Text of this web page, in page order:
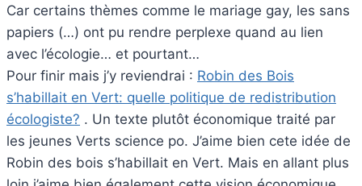
Car certains thèmes comme le mariage gay, les sans
papiers (…) ont pu rendre perplexe quand au lien
avec l’écologie… et pourtant…
Pour finir mais j’y reviendrai : Robin des Bois
s’habillait en Vert: quelle politique de redistribution
écologiste? . Un texte plutôt économique traité par
les jeunes Verts science po. J’aime bien cete idée de
Robin des bois s’habillait en Vert. Mais en allant plus